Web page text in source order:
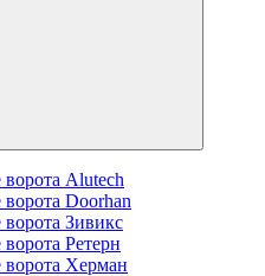
Alutech
Doorhan
Зивикс
Ретерн
Херман